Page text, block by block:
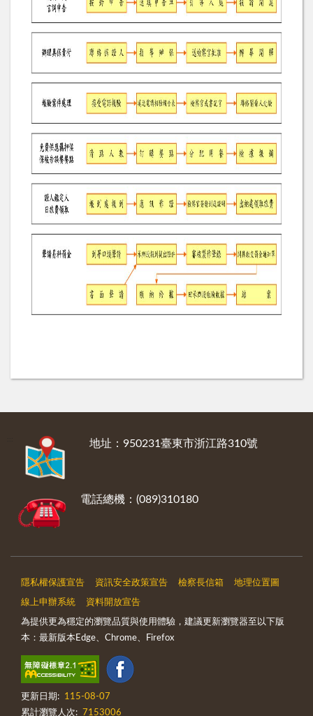
地址：950231臺東市浙江路310號
電話總機：(089)310180
隱私權保護宣告 資訊安全政策宣告 檢察長信箱 地理位置圖
線上申辦系統 資料開放宣告
為提供更為穩定的瀏覽品質與使用體驗，建議更新瀏覽器至以下版
本：最新版本Edge、Chrome、Firefox
更新日期:
115-08-07
累計瀏覽人次:
7153006